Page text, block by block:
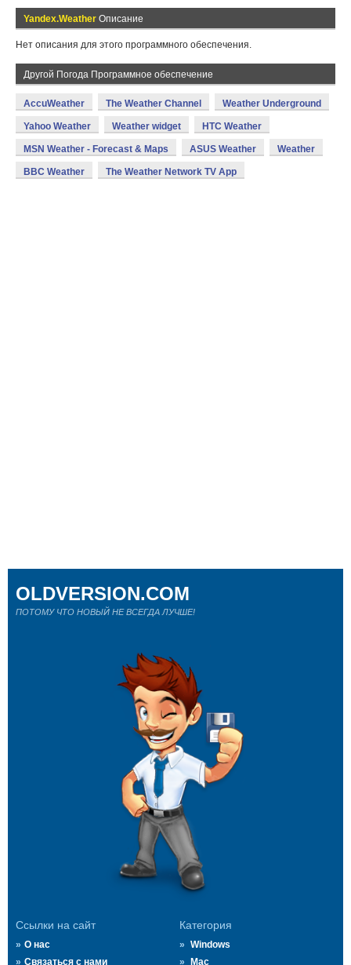
Yandex.Weather Описание
Нет описания для этого программного обеспечения.
Другой Погода Программное обеспечение
AccuWeather The Weather Channel Weather Underground
Yahoo Weather Weather widget HTC Weather
MSN Weather - Forecast & Maps ASUS Weather Weather
BBC Weather The Weather Network TV App
Ссылки на сайт
О нас
Связаться с нами
Категория
Windows
Mac
OLDVERSION.COM
ПОТОМУ ЧТО НОВЫЙ НЕ ВСЕГДА ЛУЧШЕ!